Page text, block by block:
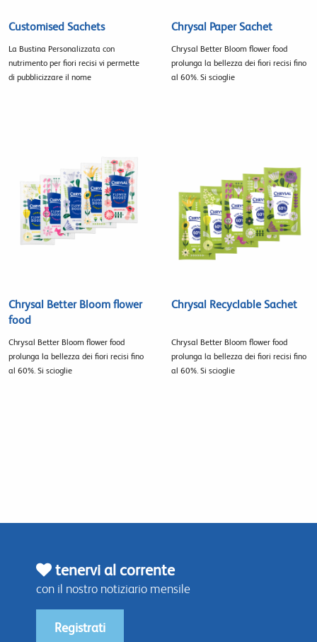
Customised Sachets
La Bustina Personalizzata con
nutrimento per fiori recisi vi permette
di pubblicizzare il nome
Chrysal Paper Sachet
Chrysal Better Bloom flower food
prolunga la bellezza dei fiori recisi fino
al 60%. Si scioglie
Chrysal Better Bloom flower
food
Chrysal Better Bloom flower food
prolunga la bellezza dei fiori recisi fino
al 60%. Si scioglie
Chrysal Recyclable Sachet
Chrysal Better Bloom flower food
prolunga la bellezza dei fiori recisi fino
al 60%. Si scioglie
tenervi al corrente
con il nostro notiziario mensile
Registrati